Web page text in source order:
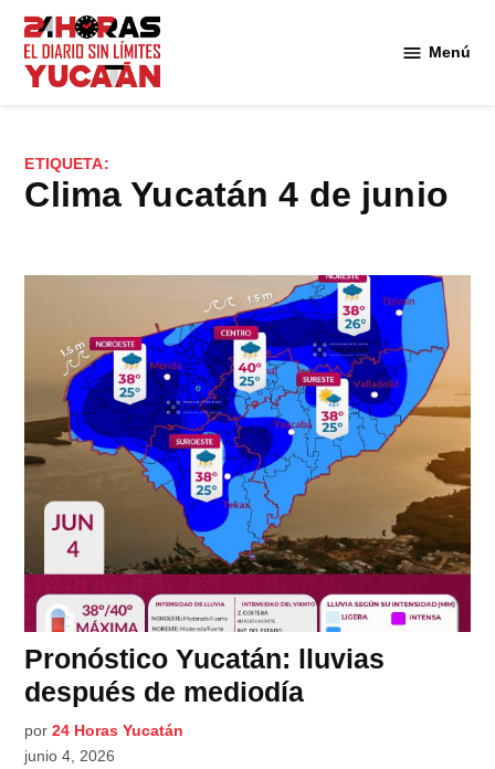
Saltar
contenido
Menú
ETIQUETA:
clima Yucatán 4 de junio
Pronóstico Yucatán: lluvias
después de mediodía
por 24 Horas Yucatán
junio 4, 2026